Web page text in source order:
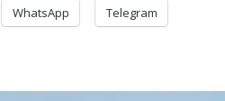
WhatsApp Telegram